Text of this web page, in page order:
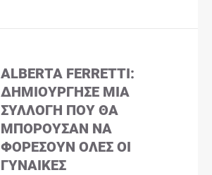
ALBERTA FERRETTI:
ΔΗΜΙΟΎΡΓΗΣΕ ΜΊΑ
ΣΥΛΛΟΓΉ ΠΟΥ ΘΑ
ΜΠΟΡΟΎΣΑΝ ΝΑ
ΦΟΡΈΣΟΥΝ ΌΛΕΣ ΟΙ
ΓΥΝΑΊΚΕΣ